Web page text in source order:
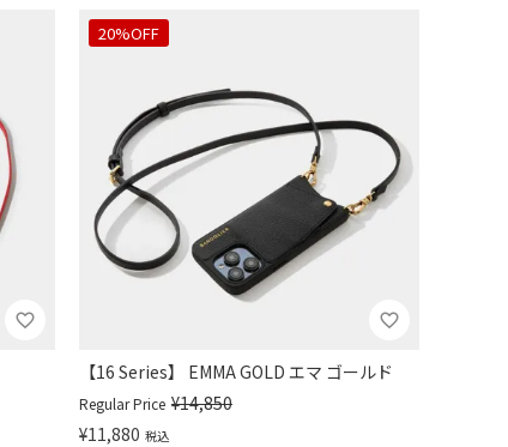
【16 Series】 EMMA GOLD エマ ゴールド
20%OFF
Regular Price ¥14,850
¥11,880 税込